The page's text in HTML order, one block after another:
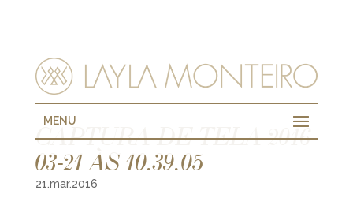
MENU
CAPTURA DE TELA 2016-
03-21 ÀS 10.39.05
21.mar.2016